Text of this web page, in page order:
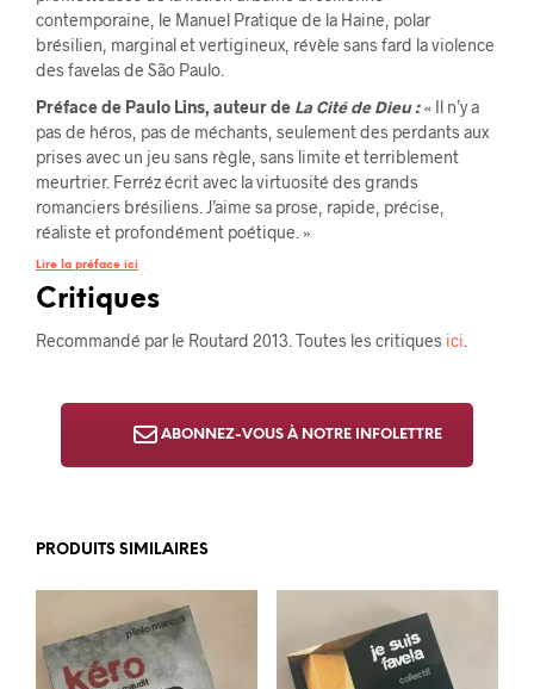
contemporaine, le Manuel Pratique de la Haine, polar
brésilien, marginal et vertigineux, révèle sans fard la violence
des favelas de São Paulo.
Préface de Paulo Lins, auteur de La Cité de Dieu :« Il n’y a
pas de héros, pas de méchants, seulement des perdants aux
prises avec un jeu sans règle, sans limite et terriblement
meurtrier. Ferréz écrit avec la virtuosité des grands
romanciers brésiliens. J’aime sa prose, rapide, précise,
réaliste et profondément poétique. »
Lire la préface ici
Critiques
Recommandé par le Routard 2013. Toutes les critiques ici
ABONNEZ-VOUS À NOTRE INFOLETTRE
PRODUITS SIMILAIRES